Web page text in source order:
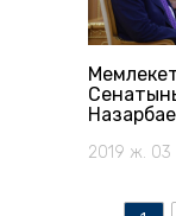
2019 ж. 03